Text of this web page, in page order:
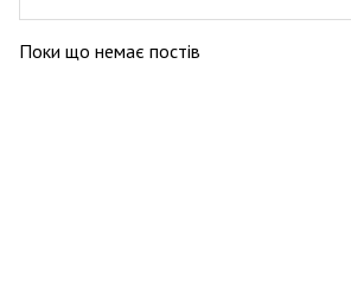
Поки що немає постів